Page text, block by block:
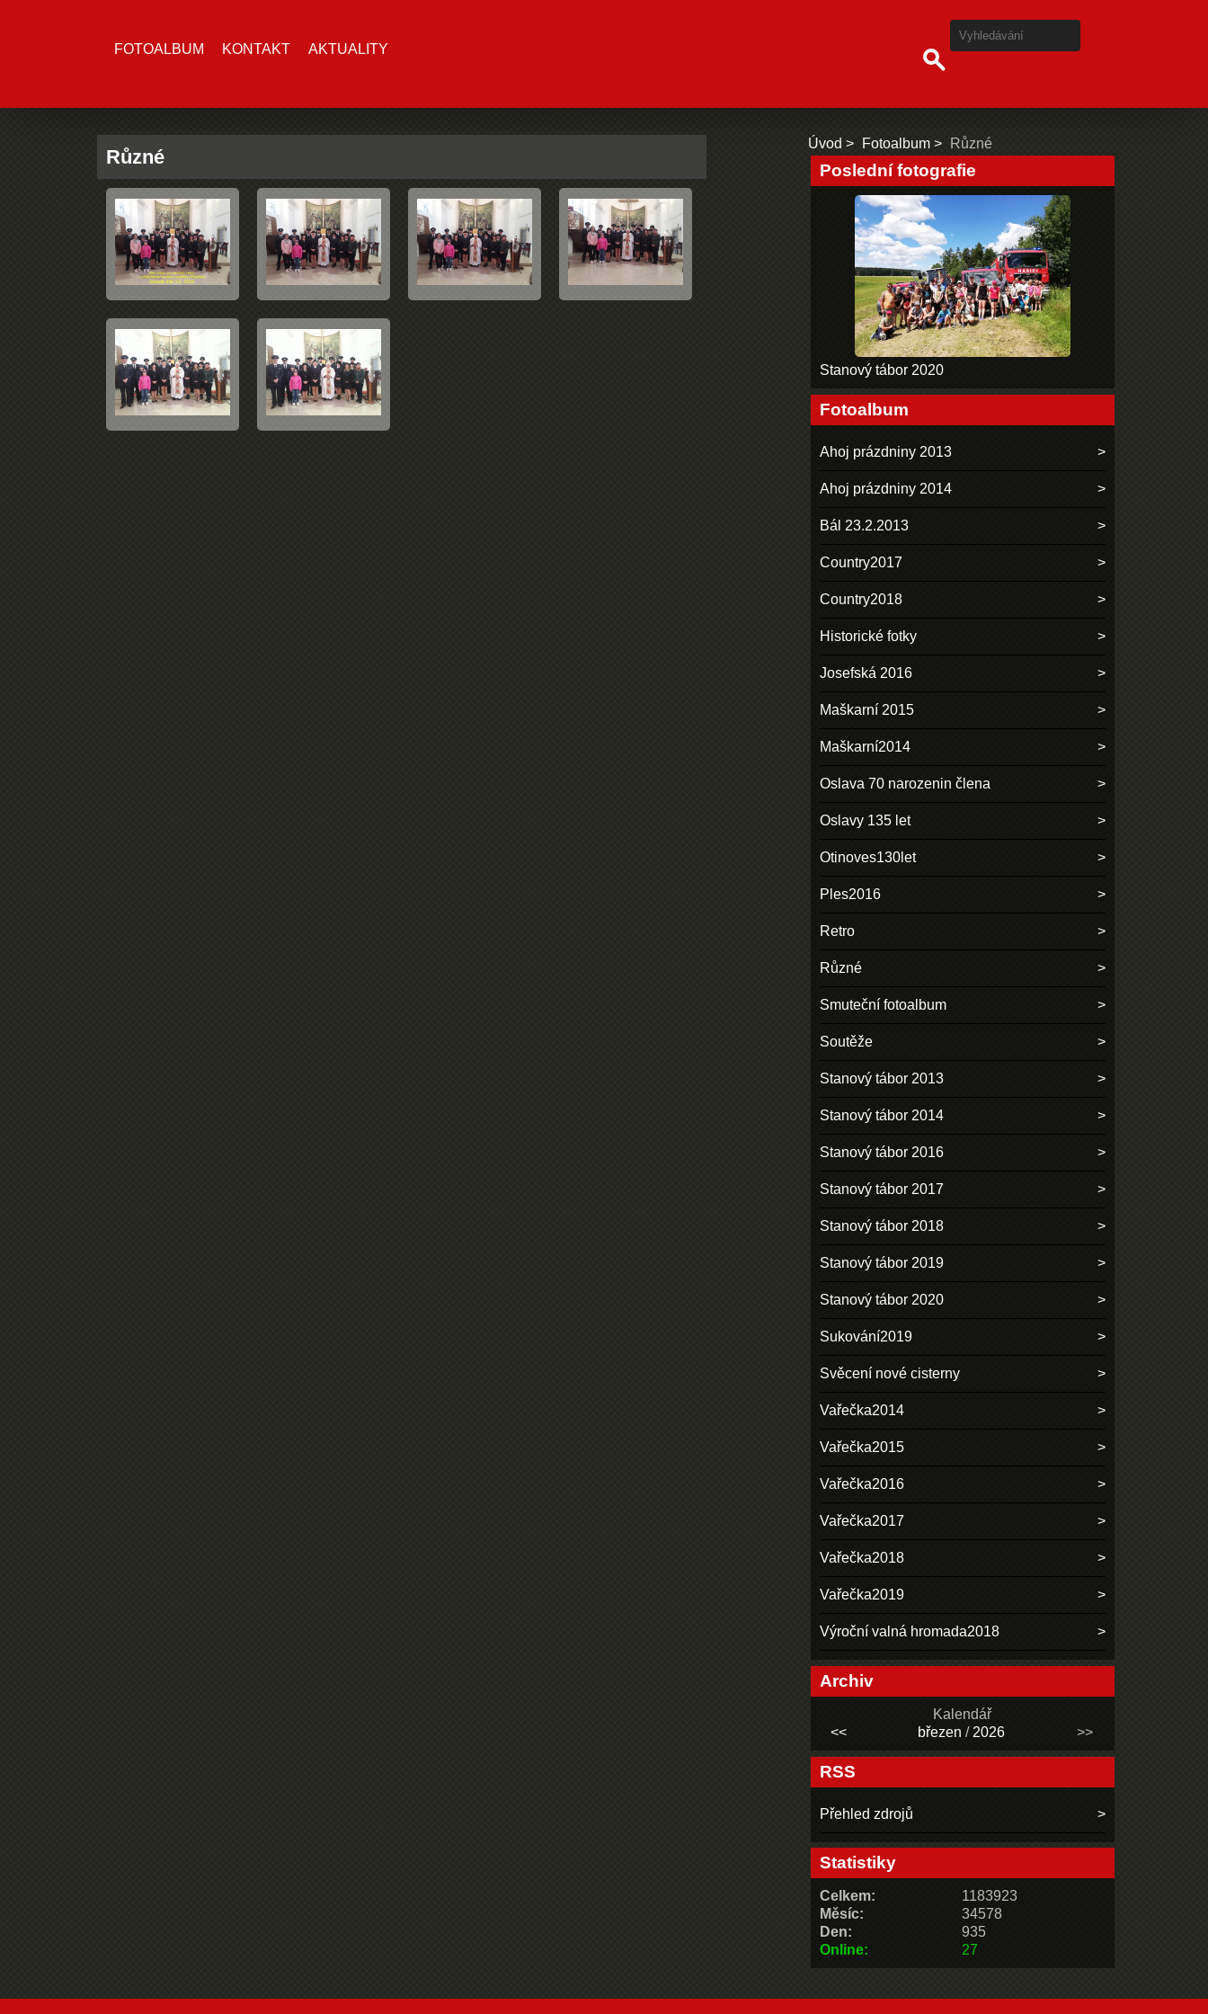
FOTOALBUM KONTAKT AKTUALITY
Různé
Úvod Fotoalbum Různé
Poslední fotografie
Stanový tábor 2020
Fotoalbum
Ahoj prázdniny 2013
Ahoj prázdniny 2014
Bál 23.2.2013
Country2017
Country2018
Historické fotky
Josefská 2016
Maškarní 2015
Maškarní2014
Oslava 70 narozenin člena
Oslavy 135 let
Otinoves130let
Ples2016
Retro
Různé
Smuteční fotoalbum
Soutěže
Stanový tábor 2013
Stanový tábor 2014
Stanový tábor 2016
Stanový tábor 2017
Stanový tábor 2018
Stanový tábor 2019
Stanový tábor 2020
Sukování2019
Svěcení nové cisterny
Vařečka2014
Vařečka2015
Vařečka2016
Vařečka2017
Vařečka2018
Vařečka2019
Výroční valná hromada2018
Archiv
Kalendář
<<
březen / 2026 >>
RSS
Přehled zdrojů
Statistiky
Online: 27
Celkem:
1183923
Měsíc:
34578
Den:
935